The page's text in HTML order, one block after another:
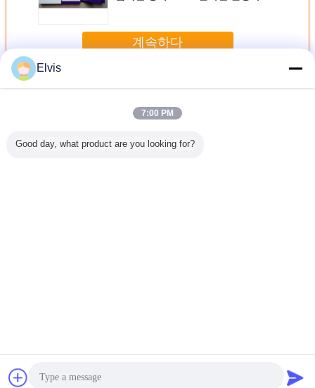
계속하다
더 많은 것
잡담
Elvis
7:00 PM
Good day, what product are you looking for?